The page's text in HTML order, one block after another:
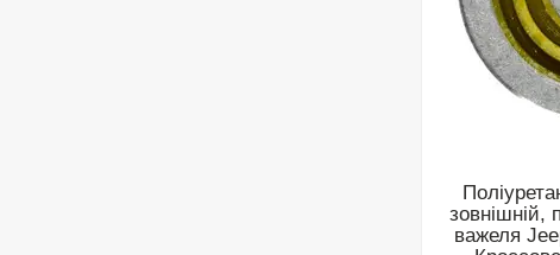
зовнішній,
важеля